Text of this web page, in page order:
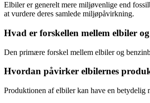
Elbiler er generelt mere miljøvenlige end
at vurdere deres samlede miljøpåvirkning.
Hvad er forskellen mellem elbiler
Den primære forskel mellem elbiler og
Hvordan påvirker elbilernes
Produktionen af elbiler kan have en